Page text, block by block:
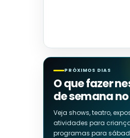
PRÓXIMOS DIAS
O que fazer
de semana no
Veja shows, teatro,
atividades para
programas para